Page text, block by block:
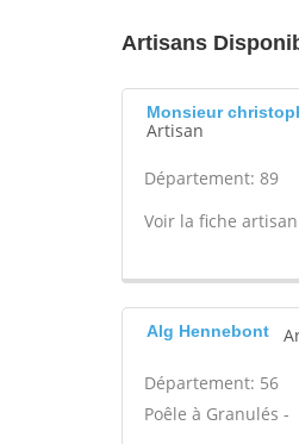
Artisans
Monsieur
Artisan
Département: 89
Voir la fiche
Alg Hennebont
Département: 56
Poêle à Granulés -